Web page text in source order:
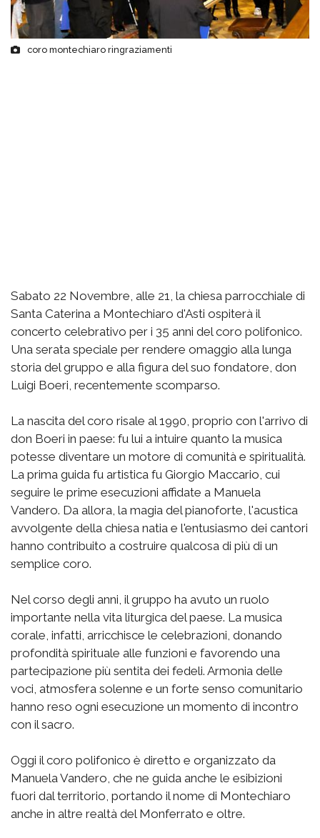
coro montechiaro ringraziamenti
Sabato 22 Novembre, alle 21, la chiesa parrocchiale di
Santa Caterina a Montechiaro d'Asti ospiterà il
concerto celebrativo per i 35 anni del coro polifonico.
Una serata speciale per rendere omaggio alla lunga
storia del gruppo e alla figura del suo fondatore, don
Luigi Boeri, recentemente scomparso.
La nascita del coro risale al 1990, proprio con l'arrivo di
don Boeri in paese: fu lui a intuire quanto la musica
potesse diventare un motore di comunità e spiritualità.
La prima guida fu artistica fu Giorgio Maccario, cui
seguire le prime esecuzioni affidate a Manuela
Vandero. Da allora, la magia del pianoforte, l'acustica
avvolgente della chiesa natia e l'entusiasmo dei cantori
hanno contribuito a costruire qualcosa di più di un
semplice coro.
Nel corso degli anni, il gruppo ha avuto un ruolo
importante nella vita liturgica del paese. La musica
corale, infatti, arricchisce le celebrazioni, donando
profondità spirituale alle funzioni e favorendo una
partecipazione più sentita dei fedeli. Armonia delle
voci, atmosfera solenne e un forte senso comunitario
hanno reso ogni esecuzione un momento di incontro
con il sacro.
Oggi il coro polifonico è diretto e organizzato da
Manuela Vandero, che ne guida anche le esibizioni
fuori dal territorio, portando il nome di Montechiaro
anche in altre realtà del Monferrato e oltre.